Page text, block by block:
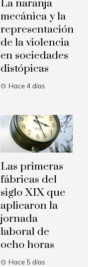
La naranja
mecánica y la
representación
de la violencia
en sociedades
distópicas
Hace 4 días
Las primeras
fábricas del
siglo XIX que
aplicaron la
jornada
laboral de
ocho horas
Hace 5 días